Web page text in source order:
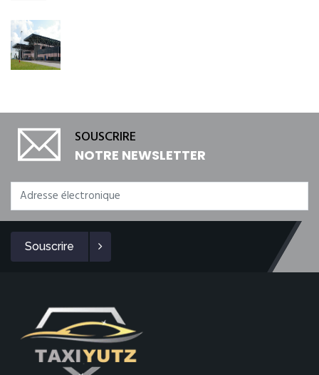
SOUSCRIRE
NOTRE NEWSLETTER
Souscrire